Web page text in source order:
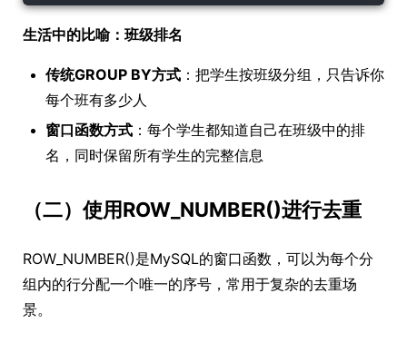
生活中的比喻：班级排名
传统GROUP BY方式 ：把学生按班级分组，只告诉你
每个班有多少人
窗口函数方式 ：每个学生都知道自己在班级中的排
名，同时保留所有学生的完整信息
（二）使用ROW_NUMBER()进行去重
ROW_NUMBER()是MySQL的窗口函数，可以为每个分
组内的行分配一个唯一的序号，常用于复杂的去重场
景。